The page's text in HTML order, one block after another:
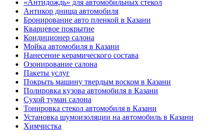
«Антидождь» для автомобильных стекол
Антикор днища автомобиля
Бронирование авто пленкой в Казани
Кварцевое покрытие
Кондиционер салона
Мойка автомобиля в Казани
Нанесение керамического состава
Озонирование салона
Пакеты услуг
Покрыть машину твердым воском в Казани
Полировка кузова автомобиля в Казани
Сухой туман салона
Тонировка стекол автомобиля в Казани
Установка шумоизоляции на автомобиль в Казани
Химчистка